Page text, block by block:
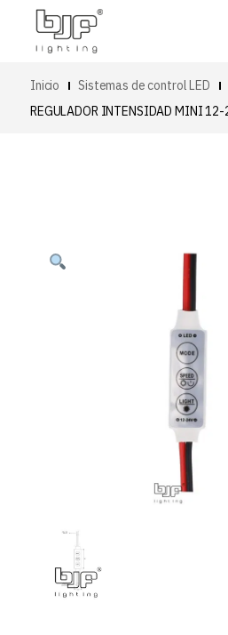
Inicio Sistemas de control LED
REGULADOR INTENSIDAD MINI 12-